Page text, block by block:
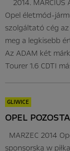
2014. MÁRCIUS
Opel életmód-
szolgáltató cég
meg a legkisebb
Az ADAM két
Tourer 1.6 CDTI
GLIWICE
OPEL
MARZEC 2014
sponsorską w